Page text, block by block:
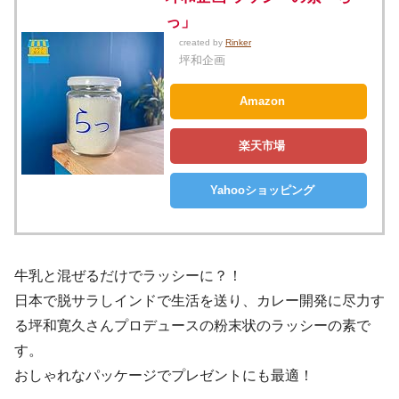
っ」
created by Rinker
坪和企画
Amazon
楽天市場
Yahooショッピング
牛乳と混ぜるだけでラッシーに？！
日本で脱サラしインドで生活を送り、カレー開発に尽力す
る坪和寛久さんプロデュースの粉末状のラッシーの素で
す。
おしゃれなパッケージでプレゼントにも最適！